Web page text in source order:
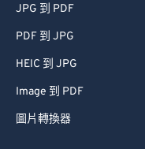
JPG 到 PDF
PDF 到 JPG
HEIC 到 JPG
Image 到 PDF
圖片轉換器